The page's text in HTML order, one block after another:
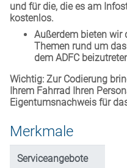
und für die, die es am
kostenlos.
Außerdem bieten wir
Themen rund um
dem ADFC
Wichtig: Zur Codierung
Ihrem Fahrrad Ihren
Eigentumsnachweis für
Merkmale
Serviceangebote